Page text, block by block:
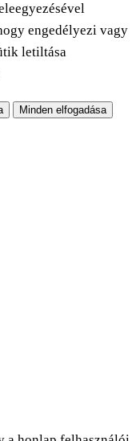
engedélyezi vagy
letiltása
Minden elfogadása